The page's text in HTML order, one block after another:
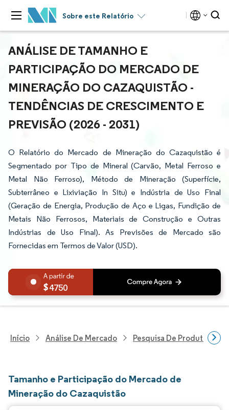
Sobre este Relatório
ANÁLISE DE TAMANHO E
PARTICIPAÇÃO DO MERCADO DE
MINERAÇÃO DO CAZAQUISTÃO -
TENDÊNCIAS DE CRESCIMENTO E
PREVISÃO (2026 - 2031)
O Relatório do Mercado de Mineração do Cazaquistão é
Segmentado por Tipo de Mineral (Carvão, Metal Ferroso e
Metal Não Ferroso), Método de Mineração (Superfície,
Subterrâneo e Lixiviação In Situ) e Indústria de Uso Final
(Geração de Energia, Produção de Aço e Ligas, Fundição de
Metais Não Ferrosos, Materiais de Construção e Outras
Indústrias de Uso Final). As Previsões de Mercado são
Fornecidas em Termos de Valor (USD).
4750
Início Análise De Mercado Pesquisa De Produtos
Tamanho e Participação do Mercado de
Mineração do Cazaquistão